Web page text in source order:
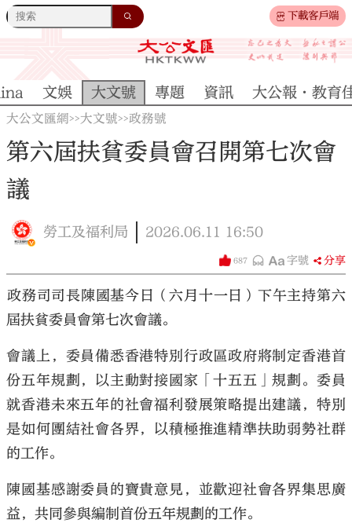
下載客戶端
文娛 大文號 專題 資訊 大公報·教育
大公文匯網>>大文號>>政務號
第六屆扶貧委員會召開第七次會
議
勞工及福利局 2026.06.11 16:50
687 字號 分享
​政務司司長陳國基今日（六月十一日）下午主持第六
屆扶貧委員會第七次會議。
會議上，委員備悉香港特別行政區政府將制定香港首
份五年規劃，以主動對接國家「十五五」規劃。委員
就香港未來五年的社會福利發展策略提出建議，特別
是如何團結社會各界，以積極推進精準扶助弱勢社群
的工作。
陳國基感謝委員的寶貴意見，並歡迎社會各界集思廣
益，共同參與編制首份五年規劃的工作。